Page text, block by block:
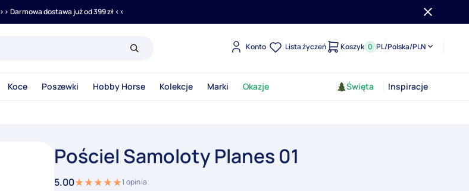
>> Darmowa dostawa już od 399 zł <<
Konto Lista życzeń Koszyk 0 PL/Polska/PLN
Koce Poszewki Hobby Horse Kolekcje Marki Okazje Święta Inspiracje
Pościel Samoloty Planes 01
5.00 1 opinia